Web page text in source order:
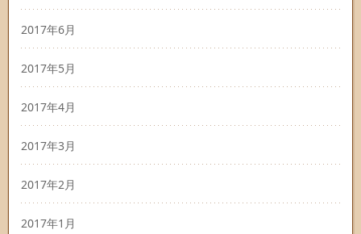
2017年6月
2017年5月
2017年4月
2017年3月
2017年2月
2017年1月